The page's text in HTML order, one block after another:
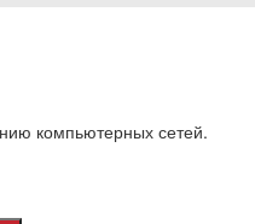
компьютерных сетей.